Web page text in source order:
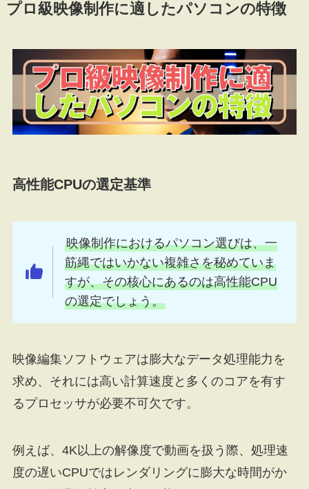
プロ級映像制作に適したパソコンの特徴
高性能CPUの選定基準
映像制作におけるパソコン選びは、一
筋縄ではいかない複雑さを秘めていま
すが、その核心にあるのは高性能CPU
の選定でしょう。
映像編集ソフトウェアは膨大なデータ処理能力を
求め、それには高い計算速度と多くのコアを有す
るプロセッサが必要不可欠です。
例えば、4K以上の解像度で動画を扱う際、処理速
度の遅いCPUではレンダリングに膨大な時間がか